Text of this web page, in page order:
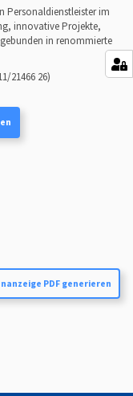
Personaldienstleister im
innovative Projekte,
in renommierte
21466 26)
PDF generieren